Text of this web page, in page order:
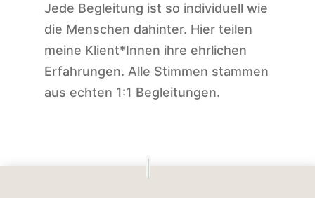
Jede Begleitung ist so individuell wie
die Menschen dahinter. Hier teilen
meine Klient*Innen ihre ehrlichen
Erfahrungen. Alle Stimmen stammen
aus echten 1:1 Begleitungen.